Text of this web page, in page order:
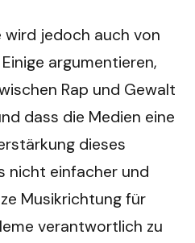
wird jedoch auch von
argumentieren,
Rap und Gewalt
dass die Medien eine
dieses
nicht einfacher und
Musikrichtung für
verantwortlich zu